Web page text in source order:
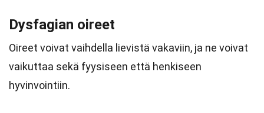
Dysfagian oireet
Oireet voivat vaihdella lievistä vakaviin, ja ne voivat
vaikuttaa sekä fyysiseen että henkiseen
hyvinvointiin.